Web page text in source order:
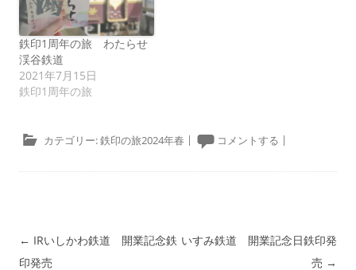
鉄印1周年の旅 わたらせ
渓谷鉄道
2021年7月15日
鉄印1周年の旅
カテゴリー:鉄印の旅2024年春 | コメントする |
投稿ナビゲーション
← IRいしかわ鉄道 開業記念鉄
印発売
いすみ鉄道 開業記念日鉄印発
売 →